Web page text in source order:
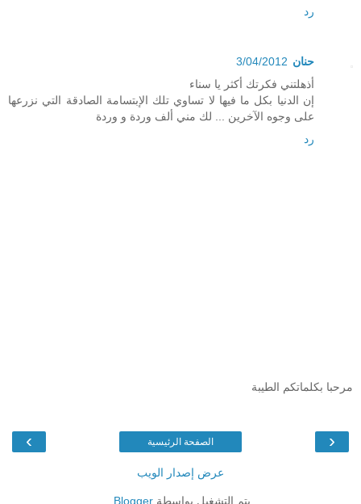
رد
حنان 3/04/2012
أذهلتني فكرتك أكثر يا سناء
إن الدنيا بكل ما فيها لا تساوي تلك الإبتسامة الصادقة التي نزرعها
على وجوه الآخرين ... لك مني ألف وردة و وردة
رد
مرحبا بكلماتكم الطيبة
‹
› الصفحة الرئيسية
عرض إصدار الويب
يتم التشغيل بواسطة Blogger